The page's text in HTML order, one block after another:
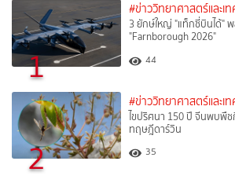
1
#ข่าววิทยาศาสตร์และเท
3 ยักษ์ใหญ่ "แท็กซี่บินได้"
"Farnborough 2026"
44
2
#ข่าววิทยาศาสตร์และเท
ไขปริศนา 150 ปี จีนพบพื
ทฤษฎีดาร์วิน
35